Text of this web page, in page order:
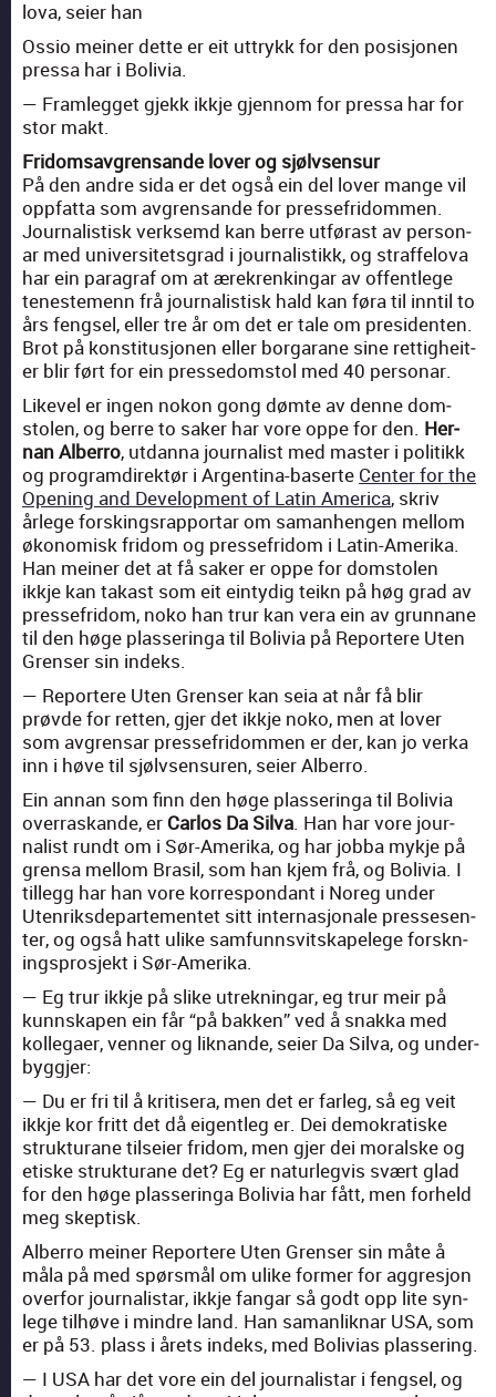
lova, seier han
Ossio mein­er dette er eit uttrykk for den posisjo­nen
pres­sa har i Bolivia.
— Fram­legget gjekk ikkje gjen­nom for pres­sa har for
stor makt.
Fridom­sav­gren­sande lover og sjølvsen­sur
På den andre sida er det også ein del lover mange vil
opp­fat­ta som avgren­sande for presse­fridom­men.
Jour­nal­is­tisk verk­semd kan berre utførast av per­son­
ar med uni­ver­sitets­grad i jour­nal­is­tikk, og straf­felo­va
har ein para­graf om at ærekrenkingar av offentlege
ten­este­menn frå jour­nal­is­tisk hald kan føra til inntil to
års fengsel, eller tre år om det er tale om pres­i­den­ten.
Brot på kon­sti­tusjo­nen eller bor­garane sine ret­tigheit­
er blir ført for ein presse­dom­stol med 40 per­son­ar.
Likev­el er ingen nokon gong dømte av denne dom­
stolen, og berre to sak­er har vore oppe for den. Her­
nan Alber­ro, utdan­na jour­nal­ist med mas­ter i poli­tikk
og pro­gramdi­rek­tør i Argenti­na-baserte Cen­ter for the
Open­ing and Devel­op­ment of Latin Amer­i­ca, skriv
årlege forsk­ingsrap­por­tar om saman­hen­gen mel­lom
økonomisk fridom og presse­fridom i Latin-Ameri­ka.
Han mein­er det at få sak­er er oppe for dom­stolen
ikkje kan takast som eit ein­ty­dig teikn på høg grad av
presse­fridom, noko han trur kan vera ein av grun­nane
til den høge plasseringa til Bolivia på Reportere Uten
Grenser sin indeks.
— Reportere Uten Grenser kan seia at når få blir
prøvde for ret­ten, gjer det ikkje noko, men at lover
som avgren­sar presse­fridom­men er der, kan jo ver­ka
inn i høve til sjølvsen­suren, seier Alber­ro.
Ein annan som finn den høge plasseringa til Bolivia
over­raskande, er Car­los Da Sil­va. Han har vore jour­
nal­ist rundt om i Sør-Ameri­ka, og har job­ba myk­je på
gren­sa mel­lom Brasil, som han kjem frå, og Bolivia. I
til­legg har han vore kor­re­spon­dant i Noreg under
Uten­riks­de­parte­mentet sitt inter­nasjonale press­esen­
ter, og også hatt ulike sam­funnsvit­skapelege forskn­
ing­spros­jekt i Sør-Ameri­ka.
— Eg trur ikkje på slike utrekningar, eg trur meir på
kunnskapen ein får “på bakken” ved å snakka med
kol­le­gaer, ven­ner og lik­nande, seier Da Sil­va, og under­
byg­gjer:
— Du er fri til å kri­tis­era, men det er far­leg, så eg veit
ikkje kor fritt det då eigent­leg er. Dei demokratiske
struk­tu­rane til­seier fridom, men gjer dei moralske og
etiske struk­tu­rane det? Eg er naturlegvis svært glad
for den høge plasseringa Bolivia har fått, men forheld
meg skep­tisk.
Alber­ro mein­er Reportere Uten Grenser sin måte å
måla på med spørsmål om ulike for­mer for aggresjon
over­for jour­nal­is­tar, ikkje fan­gar så godt opp lite syn­
lege tilhøve i min­dre land. Han saman­lik­nar USA, som
er på 53. plass i årets indeks, med Bolivias plasser­ing.
— I USA har det vore ein del jour­nal­is­tar i fengsel, og